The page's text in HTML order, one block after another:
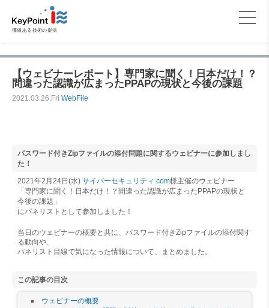
価値ある技術の提供
【ウェビナーレポート】専門家に聞く！日本だけ！？
間違った認識が広まったPPAPの現状と今後の課題
2021.03.26.Fri WebFile
パスワード付きZipファイルの添付問題に関するウェビナーに参加しまし
た！
2021年2月24日(水) サイバーセキュリティ.com様主催のウェビナー
「専門家に聞く！日本だけ！？間違った認識が広まったPPAPの現状と
今後の課題」
にパネリストとして参加しました！
当日のウェビナーの概要と共に、パスワード付きZipファイルの添付関す
る動向や、
パネリスト目線で気になった情報について、まとめました。
この記事の目次
ウェビナーの概要